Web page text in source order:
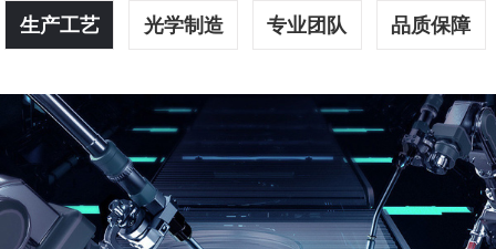
生产工艺 光学制造 专业团队 品质保障